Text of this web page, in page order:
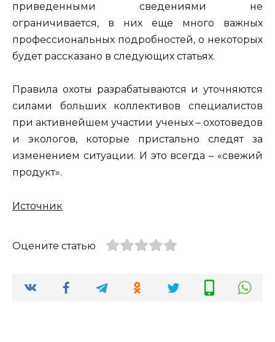
приведенными сведениями не
ограничивается, в них еще много важных
профессиональных подробностей, о некоторых
будет рассказано в следующих статьях.
Правила охоты разрабатываются и уточняются
силами больших коллективов специалистов
при активнейшем участии ученых – охотоведов
и экологов, которые пристально следят за
изменением ситуации. И это всегда – «свежий
продукт».
Источник
Оцените статью